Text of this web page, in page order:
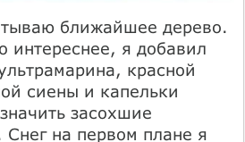
ближайшее дерево.
интереснее, я добавил
красной
сиены и капельки
засохшие
Снег на первом плане я